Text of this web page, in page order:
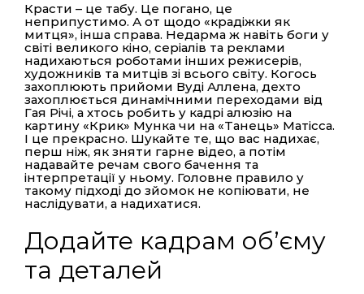
Красти – це табу. Це погано, це
неприпустимо. А от щодо «крадіжки як
митця», інша справа. Недарма ж навіть боги у
світі великого кіно, серіалів та реклами
надихаються роботами інших режисерів,
художників та митців зі всього світу. Когось
захоплюють прийоми Вуді Аллена, дехто
захоплюється динамічними переходами від
Гая Річі, а хтось робить у кадрі алюзію на
картину «Крик» Мунка чи на «Танець» Матісса.
І це прекрасно. Шукайте те, що вас надихає,
перш ніж, як зняти гарне відео, а потім
надавайте речам свого бачення та
інтерпретації у ньому. Головне правило у
такому підході до зйомок не копіювати, не
наслідувати, а надихатися.
Додайте кадрам об’єму
та деталей